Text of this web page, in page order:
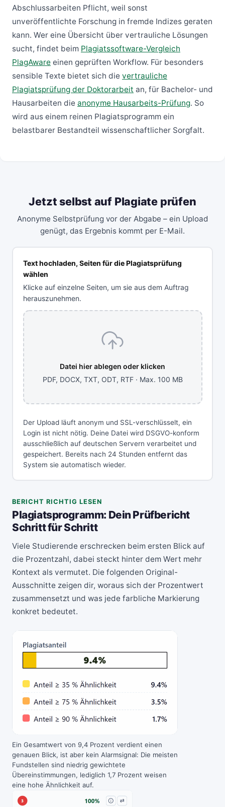
Abschlussarbeiten Pflicht, weil sonst
unveröffentlichte Forschung in fremde Indizes geraten
kann. Wer eine Übersicht über vertrauliche Lösungen
sucht, findet beim Plagiatssoftware-Vergleich
PlagAware einen geprüften Workflow. Für besonders
sensible Texte bietet sich die vertrauliche
Plagiatsprüfung der Doktorarbeit an, für Bachelor- und
Hausarbeiten die anonyme Hausarbeits-Prüfung. So
wird aus einem reinen Plagiatsprogramm ein
belastbarer Bestandteil wissenschaftlicher Sorgfalt.
Jetzt selbst auf Plagiate prüfen
Anonyme Selbstprüfung vor der Abgabe – ein Upload
genügt, das Ergebnis kommt per E-Mail.
Text hochladen, Seiten für die Plagiatsprüfung
wählen
Klicke auf einzelne Seiten, um sie aus dem Auftrag
herauszunehmen.
Datei hier ablegen oder klicken
PDF, DOCX, TXT, ODT, RTF · Max. 100 MB
Der Upload läuft anonym und SSL-verschlüsselt, ein
Login ist nicht nötig. Deine Datei wird DSGVO-konform
ausschließlich auf deutschen Servern verarbeitet und
gespeichert. Bereits nach 24 Stunden entfernt das
System sie automatisch wieder.
BERICHT RICHTIG LESEN
Plagiatsprogramm: Dein Prüfbericht
Schritt für Schritt
Viele Studierende erschrecken beim ersten Blick auf
die Prozentzahl, dabei steckt hinter dem Wert mehr
Kontext als vermutet. Die folgenden Original-
Ausschnitte zeigen dir, woraus sich der Prozentwert
zusammensetzt und was jede farbliche Markierung
konkret bedeutet.
Ein Gesamtwert von 9,4 Prozent verdient einen
genauen Blick, ist aber kein Alarmsignal: Die meisten
Fundstellen sind niedrig gewichtete
Übereinstimmungen, lediglich 1,7 Prozent weisen
eine hohe Ähnlichkeit auf.